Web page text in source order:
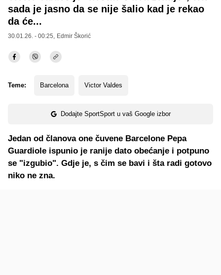
sada je jasno da se nije šalio kad je rekao
da će...
30.01.26. - 00:25, Edmir Škorić
Teme: Barcelona Victor Valdes
Dodajte SportSport u vaš Google izbor
Jedan od članova one čuvene Barcelone Pepa
Guardiole ispunio je ranije dato obećanje i potpuno
se "izgubio". Gdje je, s čim se bavi i šta radi gotovo
niko ne zna.